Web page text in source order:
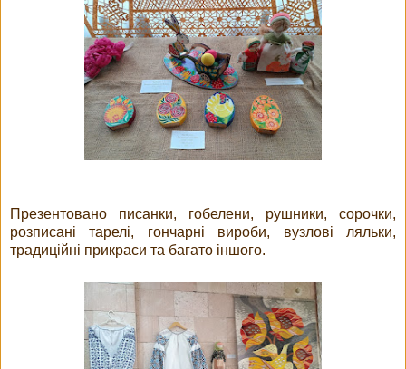
Презентовано писанки, гобелени, рушники, сорочки,
розписані тарелі, гончарні вироби, вузлові ляльки,
традиційні прикраси та багато іншого.